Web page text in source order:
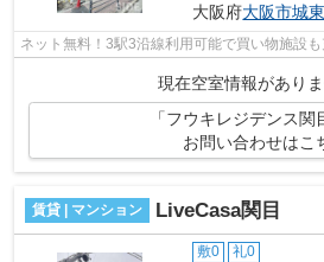
大阪府大阪市城
ネット無料！3駅3沿線利用可能で買い物施設も
現在空室情報がありま
「フウキレジデンス関
お問い合わせはこ
賃貸 | マンション LiveCasa関目
敷0 礼0